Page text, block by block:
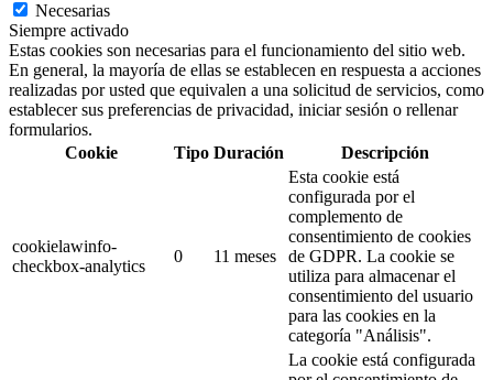
Necesarias
Siempre activado
Estas cookies son necesarias para el funcionamiento del sitio web.
En general, la mayoría de ellas se establecen en respuesta a acciones
realizadas por usted que equivalen a una solicitud de servicios, como
establecer sus preferencias de privacidad, iniciar sesión o rellenar
formularios.
Cookie
Tipo Duración Descripción
cookielawinfo-
checkbox-analytics
0 11 meses
Esta cookie está
configurada por el
complemento de
consentimiento de cookies
de GDPR. La cookie se
utiliza para almacenar el
consentimiento del usuario
para las cookies en la
categoría "Análisis".
La cookie está configurada